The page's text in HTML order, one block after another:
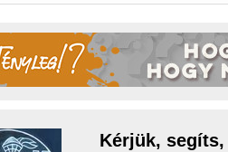
Kérjük,